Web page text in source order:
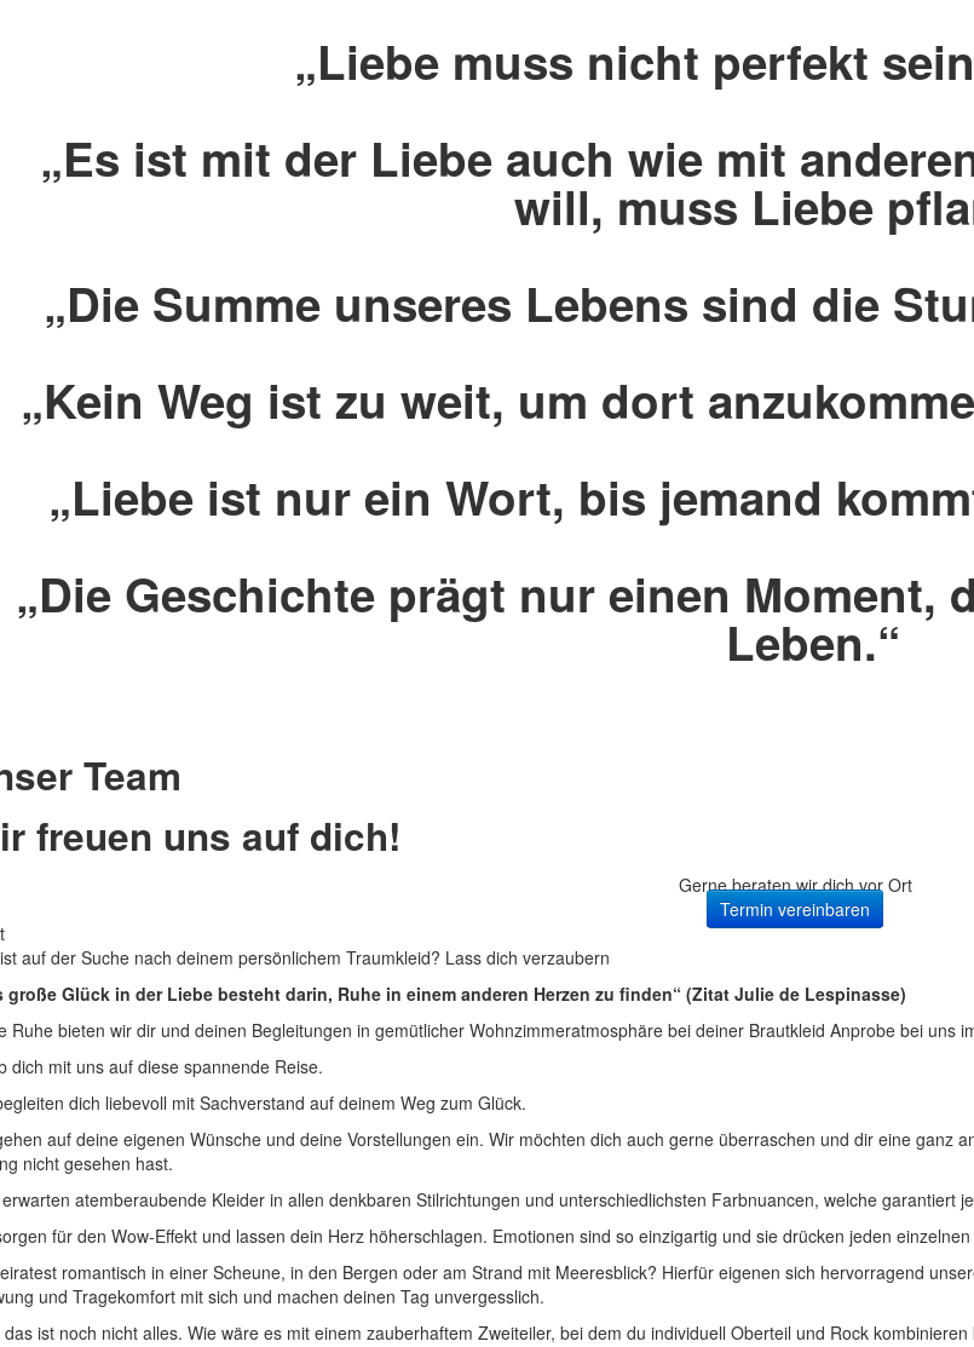
„Liebe muss nicht perfekt
„Es ist mit der Liebe auch wie mit
will, muss Liebe
„Die Summe unseres Lebens sind die
„Kein Weg ist zu weit, um dort
„Liebe ist nur ein Wort, bis jemand
„Die Geschichte prägt nur einen Moment,
Leben.“
Team
freuen uns auf dich!
Gerne beraten wir dich vor Ort
Termin vereinbaren
auf der Suche nach deinem persönlichem Traumkleid? Lass dich verzaubern
große Glück in der Liebe besteht darin, Ruhe in einem anderen Herzen zu finden“ (Zitat Julie de Lespinasse)
Ruhe bieten wir dir und deinen Begleitungen in gemütlicher Wohnzimmeratmosphäre bei deiner Brautkleid Anprobe bei uns
dich mit uns auf diese spannende Reise.
dich liebevoll mit Sachverstand auf deinem Weg zum Glück.
auf deine eigenen Wünsche und deine Vorstellungen ein. Wir möchten dich auch gerne überraschen und dir eine ganz
nicht gesehen hast.
atemberaubende Kleider in allen denkbaren Stilrichtungen und unterschiedlichsten Farbnuancen, welche garantiert
für den Wow-Effekt und lassen dein Herz höherschlagen. Emotionen sind so einzigartig und sie drücken jeden
romantisch in einer Scheune, in den Bergen oder am Strand mit Meeresblick? Hierfür eigenen sich hervorragend
und Tragekomfort mit sich und machen deinen Tag unvergesslich.
das ist noch nicht alles. Wie wäre es mit einem zauberhaftem Zweiteiler, bei dem du individuell Oberteil und Rock